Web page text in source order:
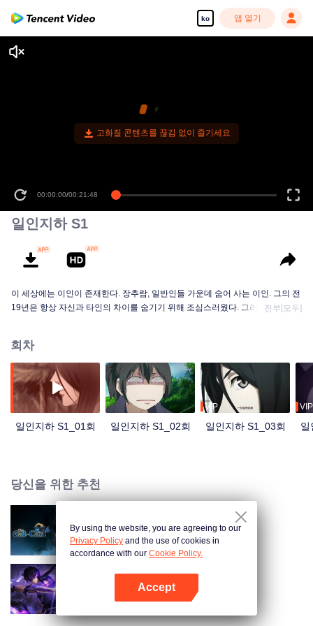
ko 앱 열기
고화질 콘텐츠를 끊김 없이 즐기세요
00:00:00/00:21:48
일인지하 S1
이 세상에는 이인이 존재한다. 장추람, 일반인들 가운데 숨어 사는 이인. 그의 전
19년은 항상 자신과 타인의 차이를 숨기기 위해 조심스러웠다. 그러던 어느 날,
전부[모두]
회차
일인지하 S1_01회 일인지하 S1_02회
VIP
일인지하 S1_03회
VIP
일
당신을 위한 추천
일인지하 S6
천국의 그림자
By using the website, you are agreeing to our
Privacy Policy and the use of cookies in
accordance with our Cookie Policy.
Accept